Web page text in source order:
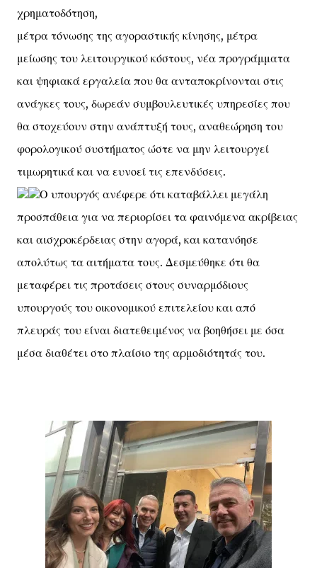
χρηματοδότηση,
μέτρα τόνωσης της αγοραστικής κίνησης, μέτρα
μείωσης του λειτουργικού κόστους, νέα προγράμματα
και ψηφιακά εργαλεία που θα ανταποκρίνονται στις
ανάγκες τους, δωρεάν συμβουλευτικές υπηρεσίες που
θα στοχεύουν στην ανάπτυξή τους, αναθεώρηση του
φορολογικού συστήματος ώστε να μην λειτουργεί
τιμωρητικά και να ευνοεί τις επενδύσεις.
Ο υπουργός ανέφερε ότι καταβάλλει μεγάλη
προσπάθεια για να περιορίσει τα φαινόμενα ακρίβειας
και αισχροκέρδειας στην αγορά, και κατανόησε
απολύτως τα αιτήματα τους. Δεσμεύθηκε ότι θα
μεταφέρει τις προτάσεις στους συναρμόδιους
υπουργούς του οικονομικού επιτελείου και από
πλευράς του είναι διατεθειμένος να βοηθήσει με όσα
μέσα διαθέτει στο πλαίσιο της αρμοδιότητάς του.